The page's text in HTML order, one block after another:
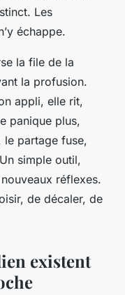
Les
échappe.
la file de la
la profusion.
appli, elle rit,
panique plus,
le partage fuse,
simple outil,
réflexes.
de décaler, de
existent